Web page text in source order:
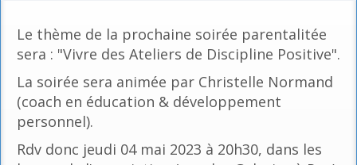
Le thème de la prochaine soirée parentalitée
sera : "Vivre des Ateliers de Discipline Positive".
La soirée sera animée par Christelle Normand
(coach en éducation & développement
personnel).
Rdv donc jeudi 04 mai 2023 à 20h30, dans les